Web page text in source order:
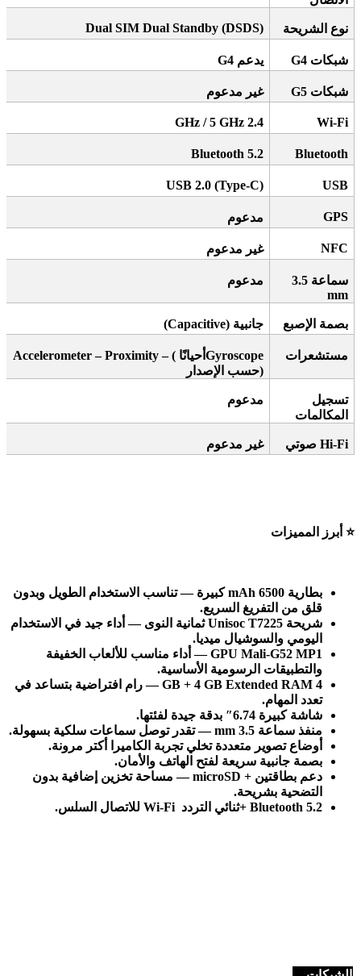
نوع الشريحة Dual SIM Dual Standby (DSDS)
شبكات 4 G يدعم 4 G
شبكات 5 G غير مدعوم
Wi-Fi
2.4 GHz / 5 GHz
Bluetooth
Bluetooth 5.2
USB
USB 2.0 (Type-C)
GPS مدعوم
NFC غير مدعوم
سماعة 3.5
mm
مدعوم
بصمة الإصبع جانبية(Capacitive)
مستشعرات Accelerometer – Proximity – (أحيانًا Gyroscope
حسب الإصدار)
تسجيل
المكالمات
مدعوم
Hi-Fi صوتي غير مدعوم
⭐ أبرز المميزات
بطارية 6500 mAh كبيرة—تناسب الاستخدام الطويل وبدون
قلق من التفريغ السريع.
شريحة Unisoc T7225 ثمانية النوى— أداء جيد في الاستخدام
اليومي والسوشيال ميديا.
GPU Mali-G52 MP1 —
أداء مناسب للألعاب الخفيفة
والتطبيقات الرسومية الأساسية.
4 GB + 4 GB Extended RAM —
رام افتراضية بتساعد في
تعدد المهام.
شاشة كبيرة 6.74
″ بدقة جيدة لفئتها.
منفذ سماعة 3.5
mm — تقدر توصل سماعات سلكية بسهولة.
أوضاع تصوير متعددة تخلي تجربة الكاميرا أكتر مرونة.
بصمة جانبية سريعة لفتح الهاتف والأمان.
دعم بطاقتين + microSD —
مساحة تخزين إضافية بدون
التضحية بشريحة.
Wi-Fi ثنائي التردد+ Bluetooth 5.2 للاتصال السلس.